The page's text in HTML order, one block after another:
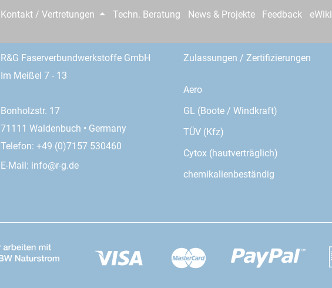
Kontakt / Vertretungen Techn. Beratung News & Projekte Feedback eWiki
R&G Faserverbundwerkstoffe GmbH
Im Meißel 7 - 13
Bonholzstr. 17
71111 Waldenbuch • Germany
Telefon: +49 (0)7157 530460
E-Mail: info@r-g.de
Zulassungen / Zertifizierungen
Aero
GL (Boote / Windkraft)
TÜV (Kfz)
Cytox (hautverträglich)
chemikalienbeständig